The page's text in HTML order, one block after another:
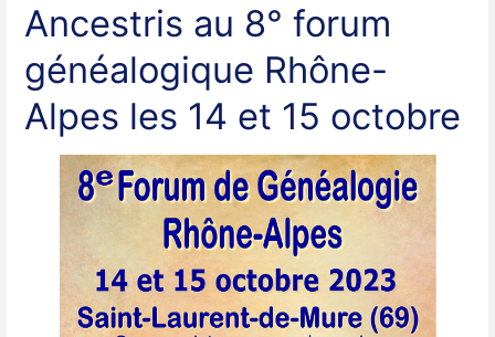
Ancestris au 8° forum
généalogique Rhône-
Alpes les 14 et 15 octobre